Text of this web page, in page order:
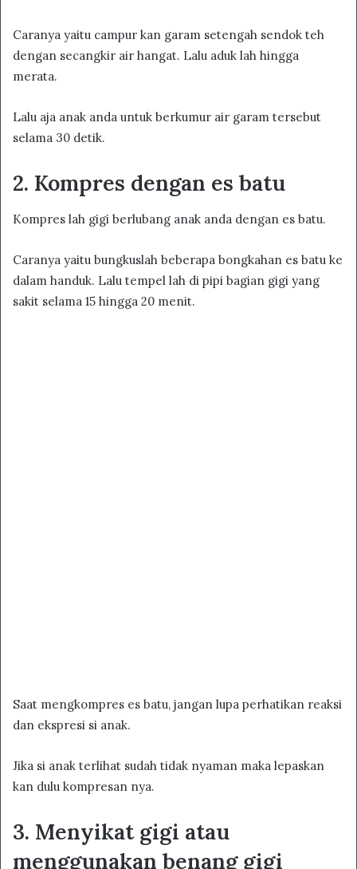
Caranya yaitu campur kan garam setengah sendok teh
dengan secangkir air hangat. Lalu aduk lah hingga
merata.
Lalu aja anak anda untuk berkumur air garam tersebut
selama 30 detik.
2. Kompres dengan es batu
Kompres lah gigi berlubang anak anda dengan es batu.
Caranya yaitu bungkuslah beberapa bongkahan es batu ke
dalam handuk. Lalu tempel lah di pipi bagian gigi yang
sakit selama 15 hingga 20 menit.
Saat mengkompres es batu, jangan lupa perhatikan reaksi
dan ekspresi si anak.
Jika si anak terlihat sudah tidak nyaman maka lepaskan
kan dulu kompresan nya.
3. Menyikat gigi atau
menggunakan benang gigi